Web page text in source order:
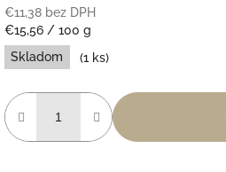
€11,38 bez DPH
Jednotková
cena:
€15,56 / 100 g
Skladom
(1 ks)